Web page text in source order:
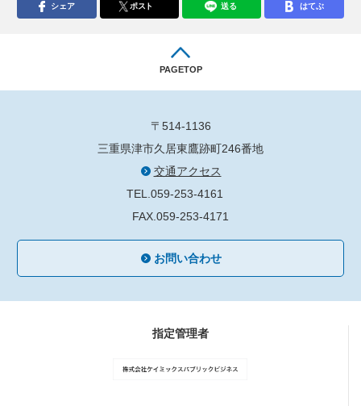
シェア ポスト 送る はてぶ
PAGETOP
〒514-1136
三重県津市久居東鷹跡町246番地
交通アクセス
TEL.059-253-4161
FAX.059-253-4171
お問い合わせ
指定管理者